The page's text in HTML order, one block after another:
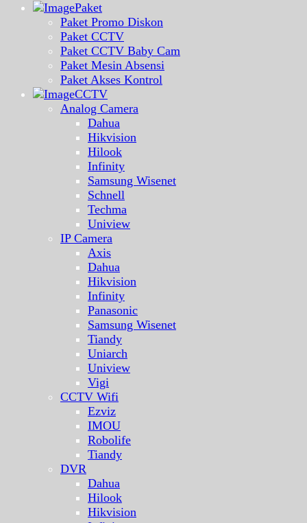
Paket
Paket Promo Diskon
Paket CCTV
Paket CCTV Baby Cam
Paket Mesin Absensi
Paket Akses Kontrol
CCTV
Analog Camera
Dahua
Hikvision
Hilook
Infinity
Samsung Wisenet
Schnell
Techma
Uniview
IP Camera
Axis
Dahua
Hikvision
Infinity
Panasonic
Samsung Wisenet
Tiandy
Uniarch
Uniview
Vigi
CCTV Wifi
Ezviz
IMOU
Robolife
Tiandy
DVR
Dahua
Hilook
Hikvision